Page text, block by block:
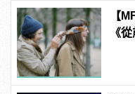
【
《